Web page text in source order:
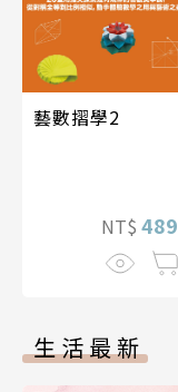
藝數摺學2
NT$ 489
生活最新